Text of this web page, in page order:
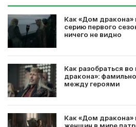
Как «Дом дракона»
серию первого
ничего не видно
Как разобраться
дракона»:
между героями
Как «Дом дракона»